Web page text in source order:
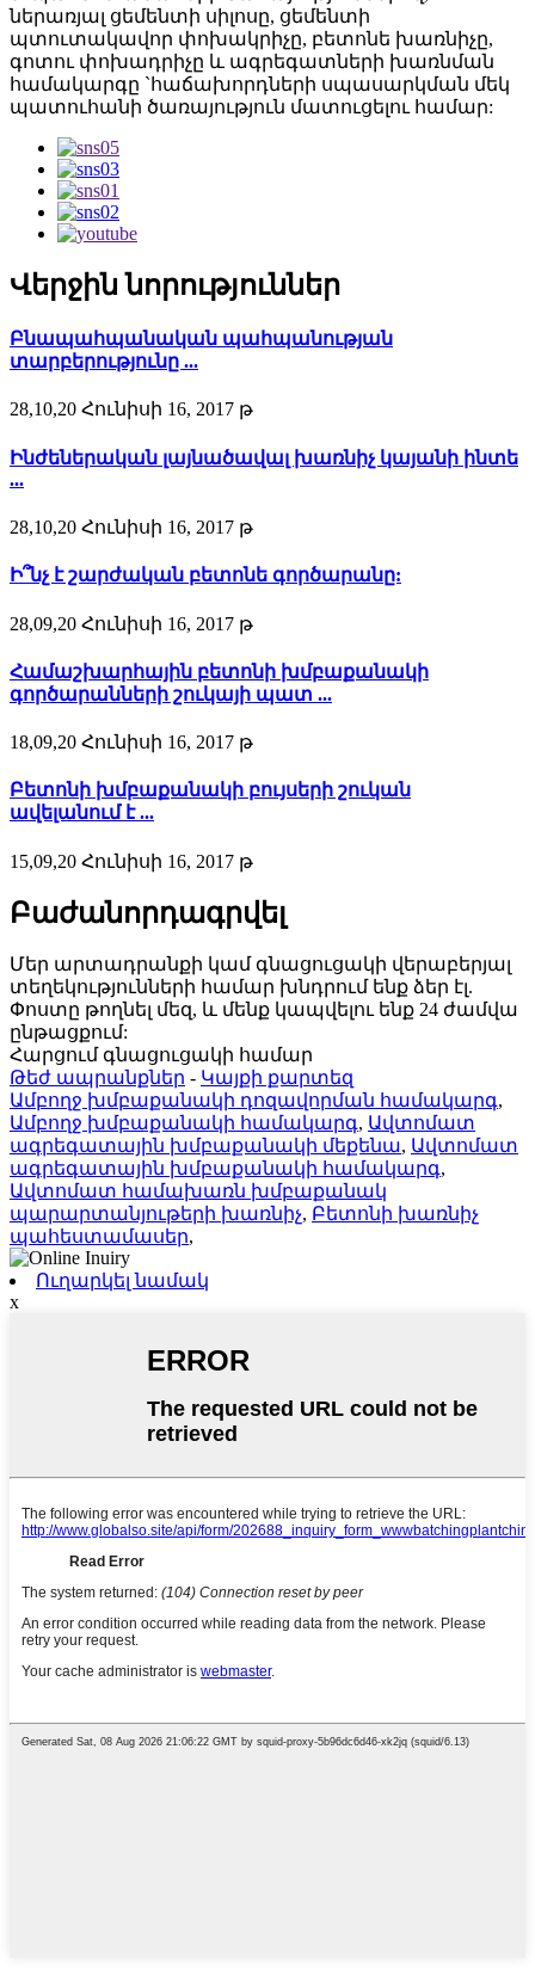
ներառյալ ցեմենտի սիլոսը, ցեմենտի
պտուտակավոր փոխակրիչը, բետոնե խառնիչը,
գոտու փոխադրիչը և ագրեգատների խառնման
համակարգը `հաճախորդների սպասարկման մեկ
պատուհանի ծառայություն մատուցելու համար:
Վերջին նորություններ
Բնապահպանական պահպանության
տարբերությունը ...
28,10,20 Հունիսի 16, 2017 թ
Ինժեներական լայնածավալ խառնիչ կայանի ինտե
...
28,10,20 Հունիսի 16, 2017 թ
Ի՞նչ է շարժական բետոնե գործարանը:
28,09,20 Հունիսի 16, 2017 թ
Համաշխարհային բետոնի խմբաքանակի
գործարանների շուկայի պատ ...
18,09,20 Հունիսի 16, 2017 թ
Բետոնի խմբաքանակի բույսերի շուկան
ավելանում է ...
15,09,20 Հունիսի 16, 2017 թ
Բաժանորդագրվել
Մեր արտադրանքի կամ գնացուցակի վերաբերյալ
տեղեկությունների համար խնդրում ենք ձեր էլ.
Փոստը թողնել մեզ, և մենք կապվելու ենք 24 ժամվա
ընթացքում:
Հարցում գնացուցակի համար
Թեժ ապրանքներ - Կայքի քարտեզ
Ամբողջ խմբաքանակի դոզավորման համակարգ,
Ամբողջ խմբաքանակի համակարգ, Ավտոմատ
ագրեգատային խմբաքանակի մեքենա, Ավտոմատ
ագրեգատային խմբաքանակի համակարգ,
Ավտոմատ համախառն խմբաքանակ
պարարտանյութերի խառնիչ, Բետոնի խառնիչ
պահեստամասեր,
Ուղարկել նամակ
x